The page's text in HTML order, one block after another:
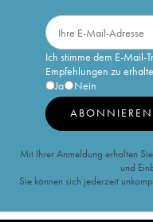
Ich stimme dem E-Mail-
Empfehlungen zu
Ja
Nein
ABONNIEREN
Mit Ihrer Anmeldung erhalten
und
Sie können sich jederzeit